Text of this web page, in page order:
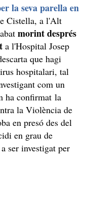
la seva parella en
Cistella, a l'Alt
morint després
a l'Hospital Josep
que hagi
hospitalari, tal
com un
ha confirmat la
la Violència de
en presó des del
en grau de
ser investigat per